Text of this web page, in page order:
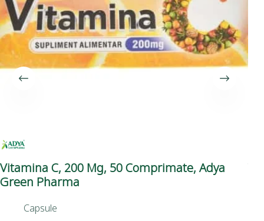
Vitamina C, 200 Mg, 50 Comprimate, Adya
Green Pharma
Capsule